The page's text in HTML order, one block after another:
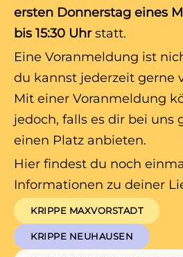
ersten Donnerstag eines
bis 15:30 Uhrstatt.
Eine Voranmeldung ist
du kannst jederzeit gerne
Mit einer Voranmeldung
jedoch, falls es dir bei uns
einen Platz anbieten.
Hier findest du noch
Informationen zu deiner
KRIPPE MAXVORSTADT
KRIPPE NEUHAUSEN